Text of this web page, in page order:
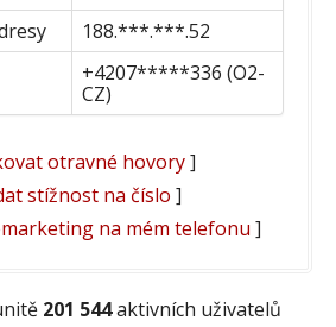
188.***.***.52
+4207*****336 (O2-
CZ)
otravné hovory]
stížnost na číslo ]
na mém telefonu ]
201 544aktivních uživatelů